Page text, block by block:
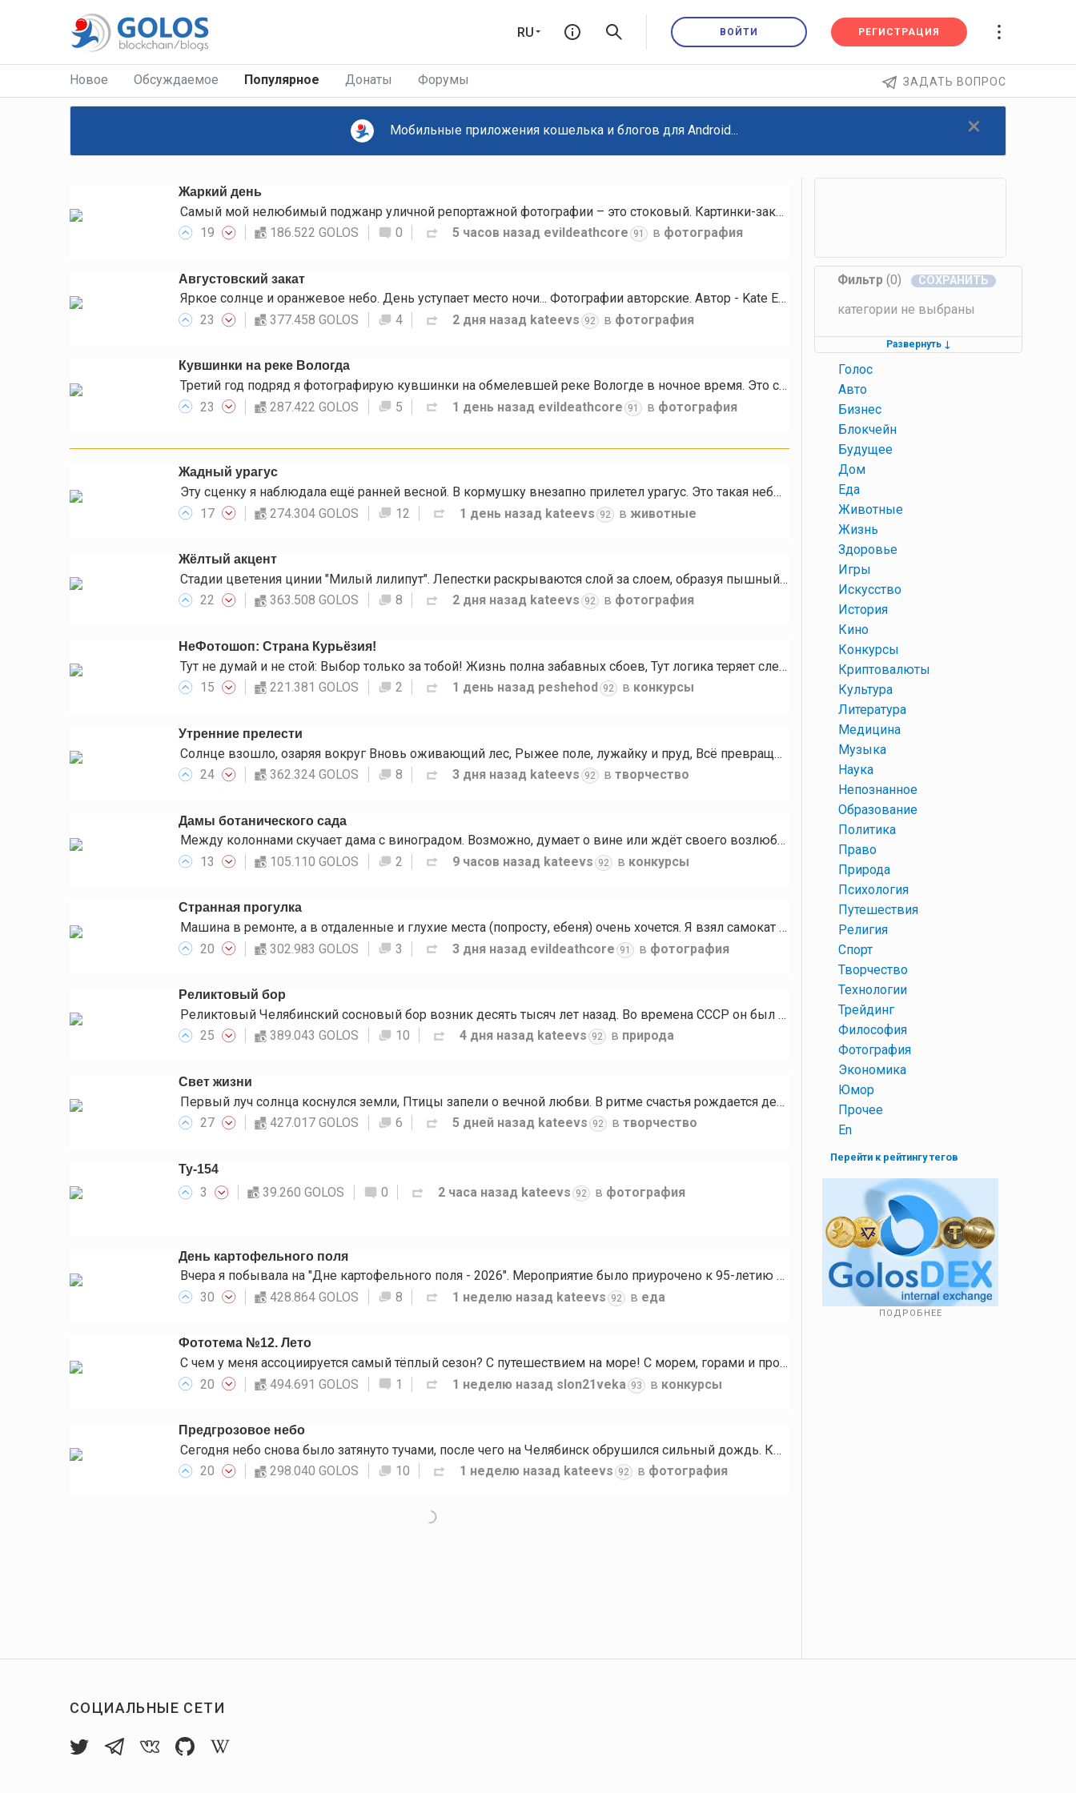
RU ВОЙТИ РЕГИСТРАЦИЯ
ЗАДАТЬ ВОПРОС
Новое Обсуждаемое Популярное Донаты Форумы
×
Мобильные приложения кошелька и блогов для Android...
Жаркий день
Самый мой нелюбимый поджанр уличной репортажной фотографии – это стоковый. Картинки-закрывашки должны бытьнейтральны…
19
186.522 GOLOS 0 5 часов назад evildeathcore 91 в фотография
Августовский закат
Яркое солнце и оранжевое небо. День уступает место ночи... Фотографии авторские. Автор - Kate Evs.
23
377.458 GOLOS 4 2 дня назад kateevs 92 в фотография
Кувшинки на реке Вологда
Третий год подряд я фотографирую кувшинки на обмелевшей реке Вологде в ночное время. Это стало уже какой-то традицией.…
23
287.422 GOLOS 5 1 день назад evildeathcore 91 в фотография
Жадный урагус
Эту сценку я наблюдала ещё ранней весной. В кормушку внезапно прилетел урагус. Это такая небольшая птица из семейства…
17
274.304 GOLOS 12 1 день назад kateevs 92 в животные
Жёлтый акцент
Стадии цветения цинии "Милый лилипут". Лепестки раскрываются слой за слоем, образуя пышный бутон. Тыквы…
22
363.508 GOLOS 8 2 дня назад kateevs 92 в фотография
НеФотошоп: Страна Курьёзия!
Тут не думай и не стой: Выбор только за тобой! Жизнь полна забавных сбоев, Тут логика теряет след: Встретишь…
15
221.381 GOLOS 2 1 день назад peshehod 92 в конкурсы
Утренние прелести
Солнце взошло, озаряя вокруг Вновь оживающий лес, Рыжее поле, лужайку и пруд, Всё превращая в «поле чудес». Здесь…
24
362.324 GOLOS 8 3 дня назад kateevs 92 в творчество
Дамы ботанического сада
Между колоннами скучает дама с виноградом. Возможно, думает о вине или ждёт своего возлюбленного. А…
13
105.110 GOLOS 2 9 часов назад kateevs 92 в конкурсы
Странная прогулка
Машина в ремонте, а в отдаленные и глухие места (попросту, ебеня) очень хочется. Я взял самокат и поехал на окраину…
20
302.983 GOLOS 3 3 дня назад evildeathcore 91 в фотография
Реликтовый бор
Реликтовый Челябинский сосновый бор возник десять тысяч лет назад. Во времена СССР он был единственным в стране по…
25
389.043 GOLOS 10 4 дня назад kateevs 92 в природа
Свет жизни
Первый луч солнца коснулся земли, Птицы запели о вечной любви. В ритме счастья рождается день, Все тревоги…
27
427.017 GOLOS 6 5 дней назад kateevs 92 в творчество
Ту-154
3 39.260 GOLOS 0 2 часа назад kateevs 92 в фотография
День картофельного поля
Вчера я побывала на "Дне картофельного поля - 2026". Мероприятие было приурочено к 95-летию Южно-Уральского…
30
428.864 GOLOS 8 1 неделю назад kateevs 92 в еда
Фототема №12. Лето
С чем у меня ассоциируется самый тёплый сезон? С путешествием на море! С морем, горами и прочими…
20
494.691 GOLOS 1 1 неделю назад slon21veka 93 в конкурсы
Предгрозовое небо
Сегодня небо снова было затянуто тучами, после чего на Челябинск обрушился сильный дождь. Крупные капли стучали по…
20
298.040 GOLOS 10 1 неделю назад kateevs 92 в фотография
Фильтр (0)
категории не выбраны
Развернуть↓
Голос
Авто
Бизнес
Блокчейн
Будущее
Дом
Еда
Животные
Жизнь
Здоровье
Игры
Искусство
История
Кино
Конкурсы
Криптовалюты
Культура
Литература
Медицина
Музыка
Наука
Непознанное
Образование
Политика
Право
Природа
Психология
Путешествия
Религия
Спорт
Творчество
Технологии
Трейдинг
Философия
Фотография
Экономика
Юмор
Прочее
En
Перейти к рейтингу тегов
ПОДРОБНЕЕ
СОЦИАЛЬНЫЕ СЕТИ